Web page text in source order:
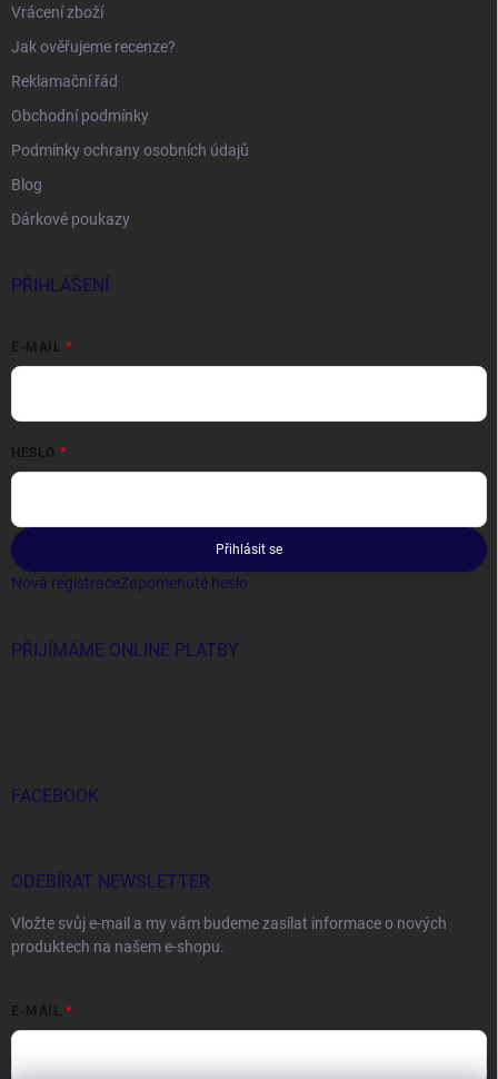
Vrácení zboží
Jak ověřujeme recenze?
Reklamační řád
Obchodní podmínky
Podmínky ochrany osobních údajů
Blog
Dárkové poukazy
PŘIHLÁŠENÍ
E-MAIL
HESLO
Přihlásit se
Nová registraceZapomenuté heslo
PŘIJÍMÁME ONLINE PLATBY
FACEBOOK
ODEBÍRAT NEWSLETTER
Vložte svůj e-mail a my vám budeme zasílat informace o nových
produktech na našem e-shopu.
E-MAIL